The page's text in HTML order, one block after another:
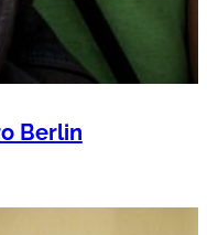
Berlin